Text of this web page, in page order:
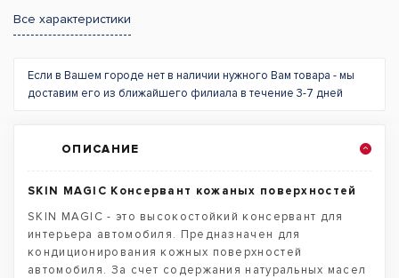
Все характеристики
Если в Вашем городе нет в наличии нужного Вам товара - мы
доставим его из ближайшего филиала в течение 3-7 дней
ОПИСАНИЕ
SKIN MAGIC Консервант кожаных поверхностей
SKIN MAGIC - это высокостойкий консервант для
интерьера автомобиля. Предназначен для
кондиционирования кожных поверхностей
автомобиля. За счет содержания натуральных масел